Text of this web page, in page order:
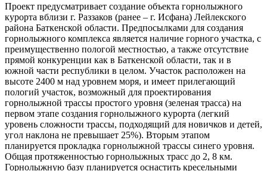
Проект предусматривает создание объекта горнолыжного
курорта вблизи г. Раззаков (ранее – г. Исфана) Лейлекского
района Баткенской области. Предпосылками для создания
горнолыжного комплекса является наличие горного участка, с
преимущественно пологой местностью, а также отсутствие
прямой конкуренции как в Баткенской области, так и в
южной части республики в целом. Участок расположен на
высоте 2400 м над уровнем моря, и имеет прилегающий
пологий участок, возможный для проектирования
горнолыжной трассы простого уровня (зеленая трасса) на
первом этапе создания горнолыжного курорта (легкий
уровень сложности трассы, подходящий для новичков и детей,
угол наклона не превышает 25%). Вторым этапом
планируется прокладка горнолыжной трассы синего уровня.
Общая протяженностью горнолыжных трасс до 2, 8 км.
Горнолыжную базу планируется оснастить кресельными